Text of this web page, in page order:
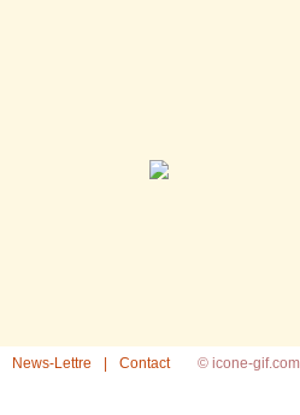
News-Lettre Contact © icone-